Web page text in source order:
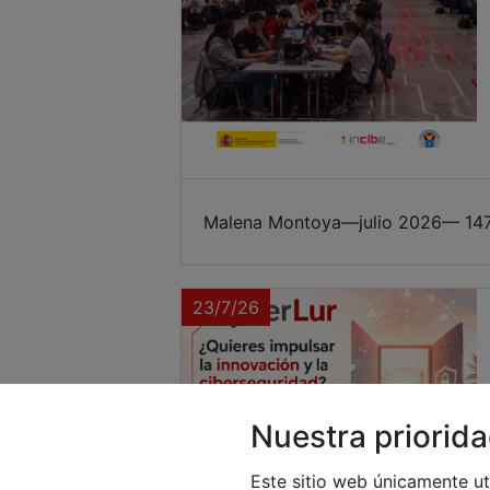
Malena Montoya—julio 2026—
23/7/26
Nuestra
Este sitio web únicamente